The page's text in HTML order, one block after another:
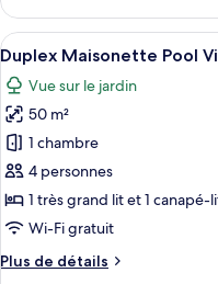
le
type
de
chambre
Suite
Présidentielle
Afficher
toutes
les
photos
pour
ce
type
de
chambre :
Duplex
7
Duplex Maisonette Pool
Vue sur le jardin
50 m²
1 chambre
4 personnes
1 très grand lit et 1 canapé-
Wi-Fi gratuit
Plus de détails
Plus